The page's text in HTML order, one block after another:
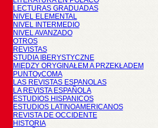
LECTURAS GRADUADAS
NIVEL ELEMENTAL
NIVEL INTERMEDIO
NIVEL AVANZADO
OTROS
REVISTAS
STUDIA IBERYSTYCZNE
MIĘDZY ORYGINAŁEM A PRZEKŁADEM
PUNTOyCOMA
LAS REVISTAS ESPANOLAS
LA REVISTA ESPAÑOLA
ESTUDIOS HISPANICOS
ESTUDIOS LATINOAMERICANOS
REVISTA DE OCCIDENTE
HISTORIA